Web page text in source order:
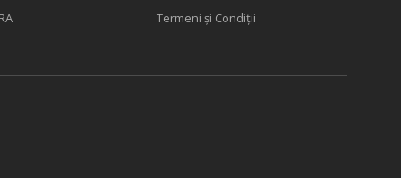
Termeni și Condiții